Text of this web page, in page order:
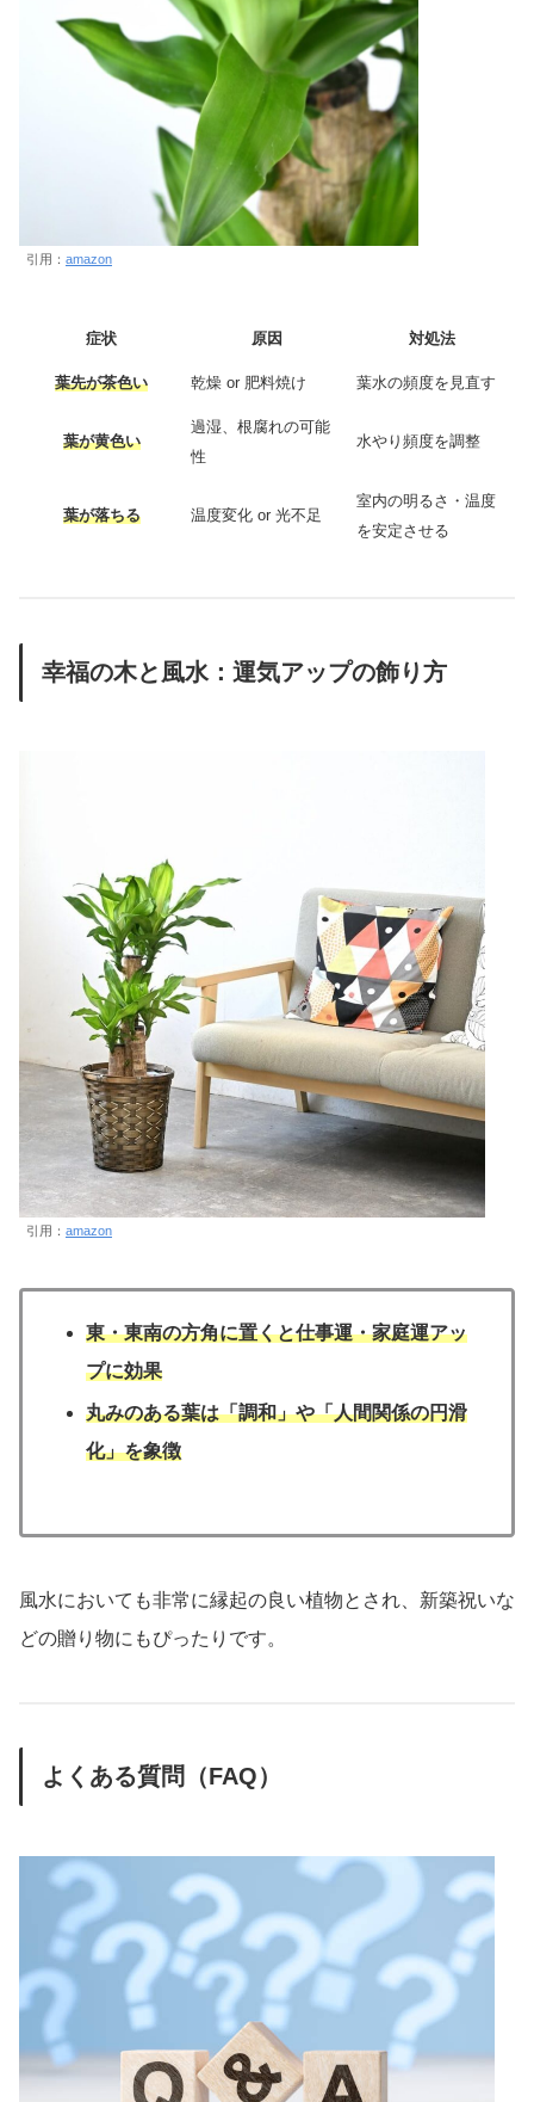
引用： amazon
症状 原因 対処法
葉先が茶色い 乾燥 or 肥料焼け 葉水の頻度を見直す
葉が黄色い
過湿、根腐れの可能
性
水やり頻度を調整
葉が落ちる 温度変化 or 光不足
室内の明るさ・温度
を安定させる
幸福の木と風水：運気アップの飾り方
引用： amazon
東・東南の方角に置くと仕事運・家庭運アッ
プに効果
丸みのある葉は「調和」や「人間関係の円滑
化」を象徴
風水においても非常に縁起の良い植物とされ、新築祝いな
どの贈り物にもぴったりです。
よくある質問（FAQ）